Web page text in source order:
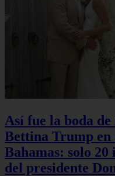
Así fue la boda
Bettina Trump en
Bahamas: solo 20
del presidente